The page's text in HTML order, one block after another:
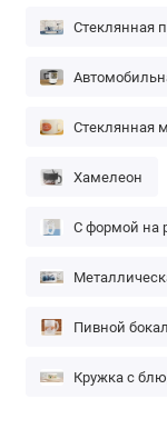
Стеклянная
Стеклянная
Хамелеон
С формой на
Пивной
Кружка с